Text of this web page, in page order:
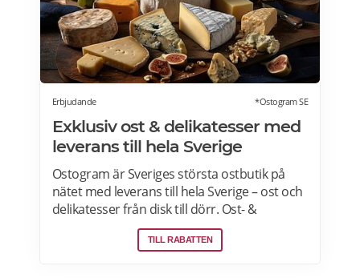
Erbjudande *Ostogram SE
Exklusiv ost & delikatesser med
leverans till hela Sverige
Ostogram är Sveriges största ostbutik på
nätet med leverans till hela Sverige – ost och
delikatesser från disk till dörr. Ost- &
charkprodukter. Färdiga presentlådor.
Ostbrickor. Ostogram skickar alla paket med
TILL RABATTEN